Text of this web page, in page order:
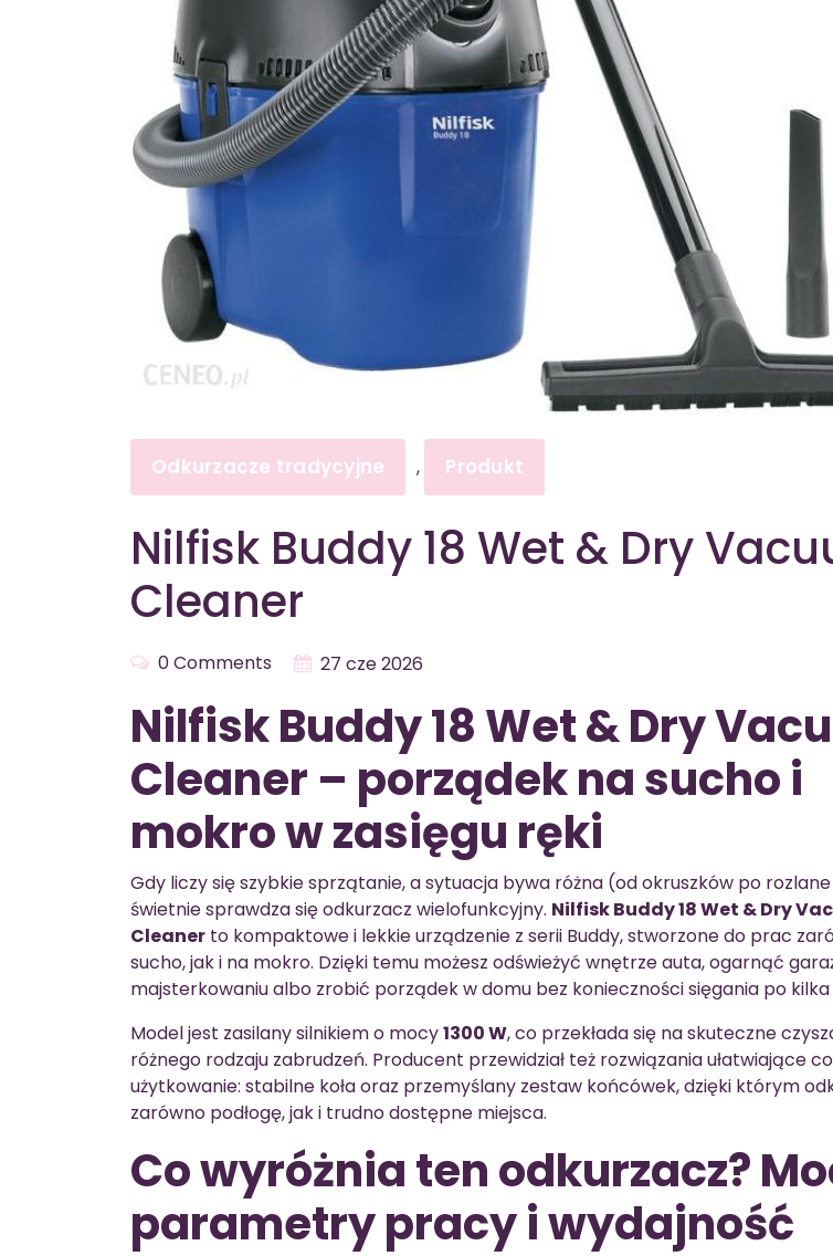
Odkurzacze tradycyjne , Produkt
Nilfisk Buddy 18 Wet & Dry
Cleaner
0 Comments 27 cze 2026
Nilfisk Buddy 18 Wet & Dry
Cleaner – porządek na sucho i
mokro w zasięgu ręki
Gdy liczy się szybkie sprzątanie, a sytuacja bywa różna (od okruszków po rozlane
świetnie sprawdza się odkurzacz wielofunkcyjny. Nilfisk Buddy 18 Wet & Dry
Cleaner to kompaktowe i lekkie urządzenie z serii Buddy, stworzone do prac
sucho, jak i na mokro. Dzięki temu możesz odświeżyć wnętrze auta, ogarnąć
majsterkowaniu albo zrobić porządek w domu bez konieczności sięgania po
Model jest zasilany silnikiem o mocy1300 W, co przekłada się na skuteczne
różnego rodzaju zabrudzeń. Producent przewidział też rozwiązania ułatwiające
użytkowanie: stabilne koła oraz przemyślany zestaw końcówek, dzięki którym
zarówno podłogę, jak i trudno dostępne miejsca.
Co wyróżnia ten odkurzacz?
parametry pracy i wydajność